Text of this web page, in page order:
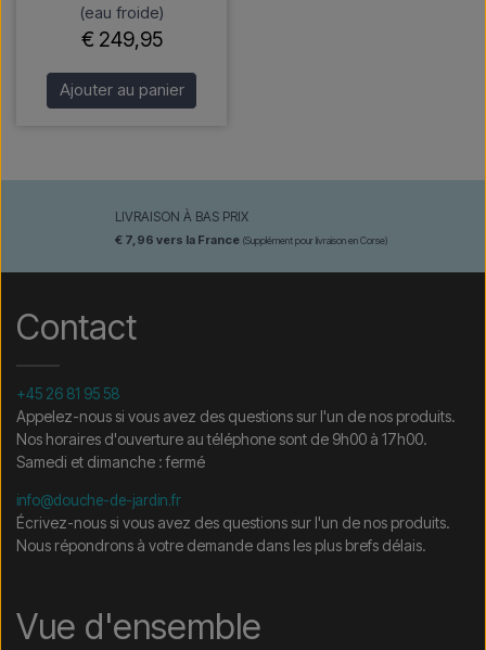
(eau froide)
€ 249,95
Ajouter au panier
LIVRAISON À BAS PRIX
€ 7,96 vers la France(Supplément pour livraison en Corse)
Contact
+45 26 81 95 58
Appelez-nous si vous avez des questions sur l'un de nos produits.
Nos horaires d'ouverture au téléphone sont de 9h00 à 17h00.
Samedi et dimanche : fermé
info@douche-de-jardin.fr
Écrivez-nous si vous avez des questions sur l'un de nos produits.
Nous répondrons à votre demande dans les plus brefs délais.
Vue d'ensemble